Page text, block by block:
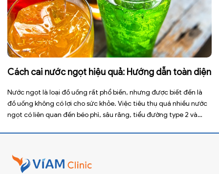
Cách cai nước ngọt hiệu quả: Hướng dẫn toàn diện
Nước ngọt là loại đồ uống rất phổ biến, nhưng được biết đến là
đồ uống không có lợi cho sức khỏe. Việc tiêu thụ quá nhiều nước
ngọt có liên quan đến béo phì, sâu răng, tiểu đường type 2 và